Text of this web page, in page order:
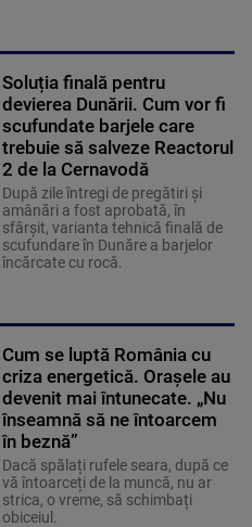
Soluția finală pentru
devierea Dunării. Cum vor fi
scufundate barjele care
trebuie să salveze Reactorul
2 de la Cernavodă
După zile întregi de pregătiri și
amânări a fost aprobată, în
sfârșit, varianta tehnică finală de
scufundare în Dunăre a barjelor
încărcate cu rocă.
Cum se luptă România cu
criza energetică. Orașele au
devenit mai întunecate. „Nu
înseamnă să ne întoarcem
în beznă”
Dacă spălați rufele seara, după ce
vă întoarceți de la muncă, nu ar
strica, o vreme, să schimbați
obiceiul.